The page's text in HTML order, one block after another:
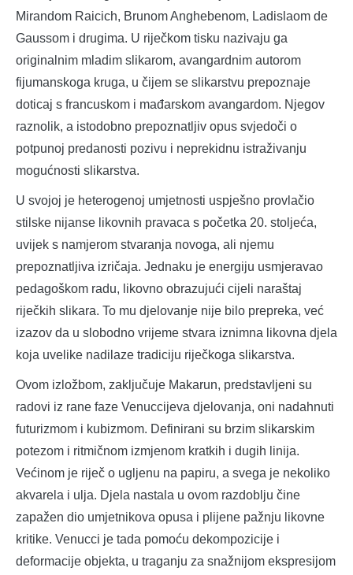
Mirandom Raicich, Brunom Anghebenom, Ladislaom de
Gaussom i drugima. U riječkom tisku nazivaju ga
originalnim mladim slikarom, avangardnim autorom
fijumanskoga kruga, u čijem se slikarstvu prepoznaje
doticaj s francuskom i mađarskom avangardom. Njegov
raznolik, a istodobno prepoznatljiv opus svjedoči o
potpunoj predanosti pozivu i neprekidnu istraživanju
mogućnosti slikarstva.
U svojoj je heterogenoj umjetnosti uspješno provlačio
stilske nijanse likovnih pravaca s početka 20. stoljeća,
uvijek s namjerom stvaranja novoga, ali njemu
prepoznatljiva izričaja. Jednaku je energiju usmjeravao
pedagoškom radu, likovno obrazujući cijeli naraštaj
riječkih slikara. To mu djelovanje nije bilo prepreka, već
izazov da u slobodno vrijeme stvara iznimna likovna djela
koja uvelike nadilaze tradiciju riječkoga slikarstva.
Ovom izložbom, zaključuje Makarun, predstavljeni su
radovi iz rane faze Venuccijeva djelovanja, oni nadahnuti
futurizmom i kubizmom. Definirani su brzim slikarskim
potezom i ritmičnom izmjenom kratkih i dugih linija.
Većinom je riječ o ugljenu na papiru, a svega je nekoliko
akvarela i ulja. Djela nastala u ovom razdoblju čine
zapažen dio umjetnikova opusa i plijene pažnju likovne
kritike. Venucci je tada pomoću dekompozicije i
deformacije objekta, u traganju za snažnijom ekspresijom